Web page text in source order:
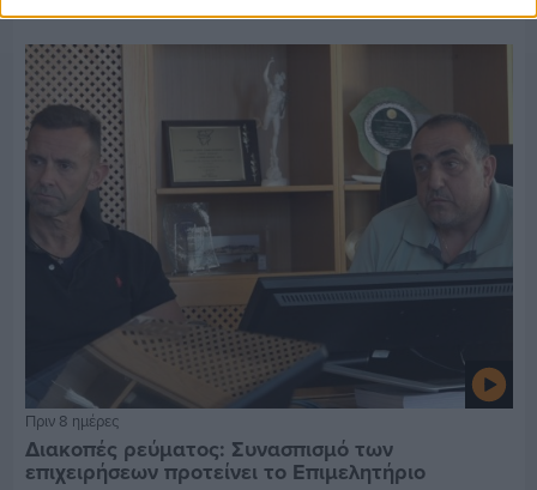
Πριν 8 ημέρες
Διακοπές ρεύματος: Συνασπισμό των
επιχειρήσεων προτείνει το Επιμελητήριο